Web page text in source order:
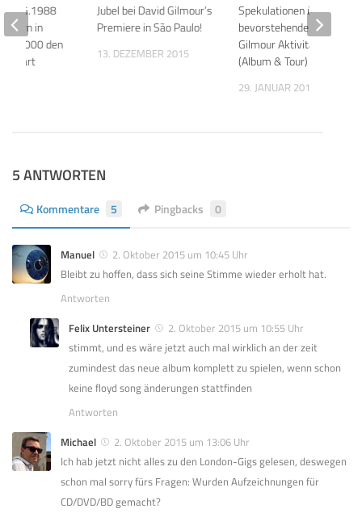
Jubel bei David Gilmour’s
Premiere in São Paulo!
13. DEZEMBER 2015
Spekulationen über
bevorstehende David
Gilmour Aktivitäten
(Album & Tour)
29. JANUAR 2015
10.6.1988
feiern in
50.000 den
5 ANTWORTEN
Kommentare 5 Pingbacks 0
Manuel
2. Oktober 2015 um 10:45 Uhr
Bleibt zu hoffen, dass sich seine Stimme wieder erholt hat.
Antworten
Felix Untersteiner
2. Oktober 2015 um 10:55 Uhr
stimmt, und es wäre jetzt auch mal wirklich an der zeit
zumindest das neue album komplett zu spielen, wenn schon
keine floyd song änderungen stattfinden
Antworten
Michael
2. Oktober 2015 um 13:06 Uhr
Ich hab jetzt nicht alles zu den London-Gigs gelesen, deswegen
schon mal sorry fürs Fragen: Wurden Aufzeichnungen für
CD/DVD/BD gemacht?